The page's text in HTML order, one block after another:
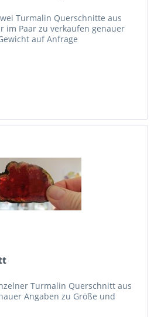
Turmalin Querschnitte aus
im Paar zu verkaufen genauer
auf Anfrage
Turmalin Querschnitt aus
Angaben zu Größe und